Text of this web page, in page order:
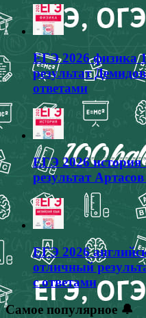
ЕГЭ 2026 физика
результат
ответами
ЕГЭ 2026 история
результат
ЕГЭ 2026
отличный
с ответами
Самое популярное 🔔